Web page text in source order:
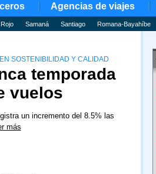
Agencias de viajes
Samaná Santiago Romana-Bayahíbe
SOSTENIBILIDAD Y CALIDAD
temporada
vuelos
un incremento del 8.5% las
más